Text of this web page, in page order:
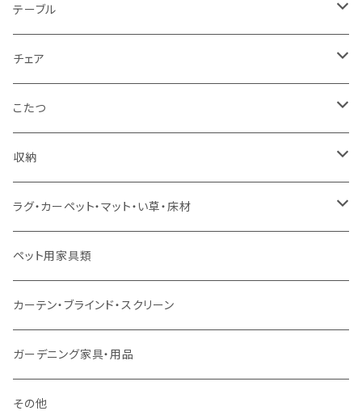
1人掛け
カウチソファ
コーナーソファ
ソファセット
スツール・オットマン
ソファ付属品
クッション・座椅子
セミダブルサイズ（フレームのみ）
ダブルサイズ（フレームのみ）
ワイドダブルサイズ以上（フレームのみ）
シングルサイズ以下（マットレス付）
セミダブルサイズ（マットレス付）
ダブルサイズ（マットレス付）
ダブルサイズ以上（マットレス付）
ロフトベッド
二段ベッド
ダイニング3点セット以下
ダイニング4点セット
ダイニング5点・6点セット
ダイニング7点セット以上
テーブル
センターテーブル
ダイニングテーブル
カウンターテーブル
リフティングテーブル
サイドテーブル・コーヒーテーブル
デスク
チェア
ダイニングチェア
カウンターチェア
キッズチェア
オフィスチェア・ゲーミングチェア
ダイニングベンチ・スツール
こたつ
こたつテーブル
こたつ布団
コタツ・布団セット
収納
本棚・シェルフ
食器棚・収納庫
レンジ台・カウンター
ラック
TVボード
ラグ・カーペット・マット・い草・床材
マット・フロアタイル
ラグ
カーペット
ペット用家具類
カーテン・ブラインド・スクリーン
ガーデニング家具・用品
その他